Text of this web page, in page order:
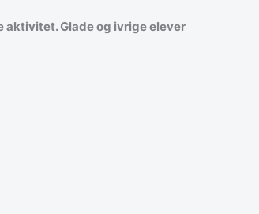
aktivitet. Glade og ivrige elever